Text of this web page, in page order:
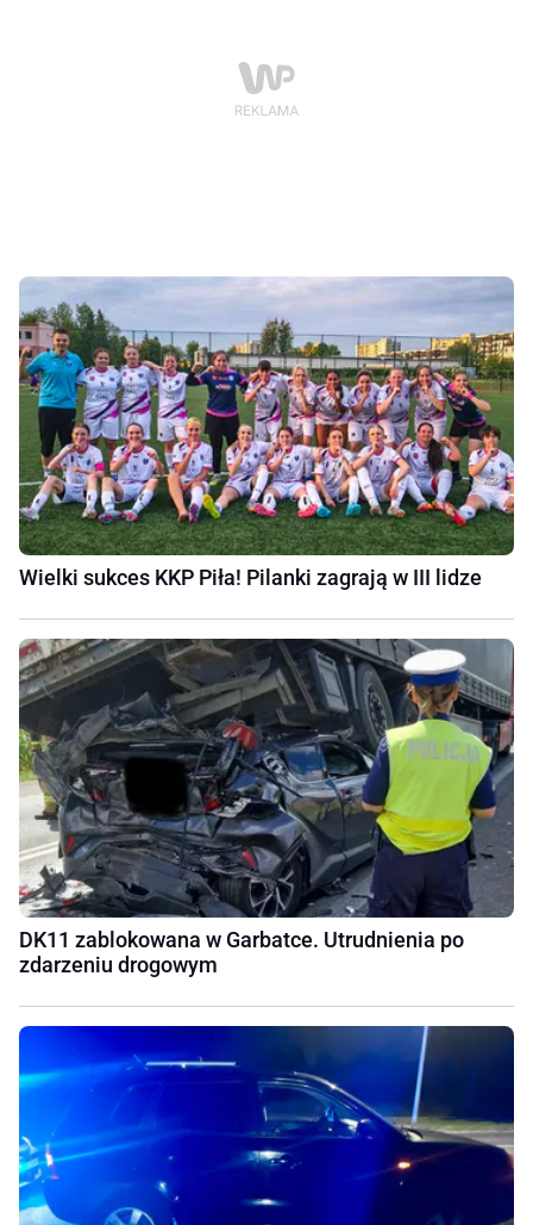
Wielki sukces KKP Piła! Pilanki zagrają w III lidze
DK11 zablokowana w Garbatce. Utrudnienia po
zdarzeniu drogowym